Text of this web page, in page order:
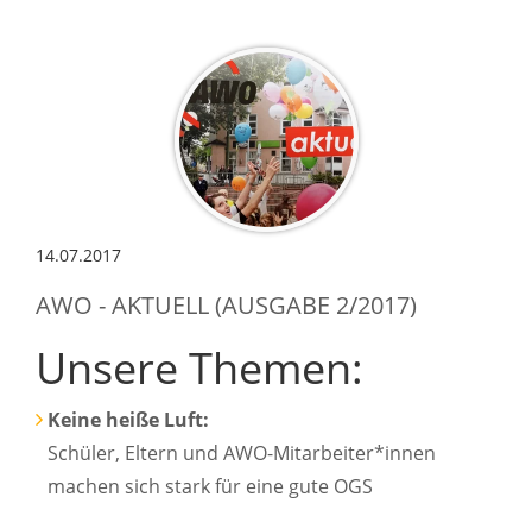
14.07.2017
AWO - AKTUELL (AUSGABE 2/2017)
Unsere Themen:
Keine heiße Luft:
Schüler, Eltern und AWO-Mitarbeiter*innen
machen sich stark für eine gute OGS